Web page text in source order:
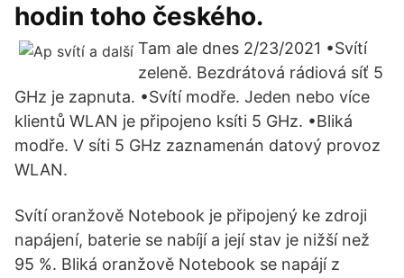
hodin toho českého.
Tam ale dnes 2/23/2021 •Svítí
zeleně. Bezdrátová rádiová síť 5
GHz je zapnuta. •Svítí modře. Jeden nebo více
klientů WLAN je připojeno ksíti 5 GHz. •Bliká
modře. V síti 5 GHz zaznamenán datový provoz
WLAN.
Svítí oranžově Notebook je připojený ke zdroji
napájení, baterie se nabíjí a její stav je nižší než
95 %. Bliká oranžově Notebook se napájí z